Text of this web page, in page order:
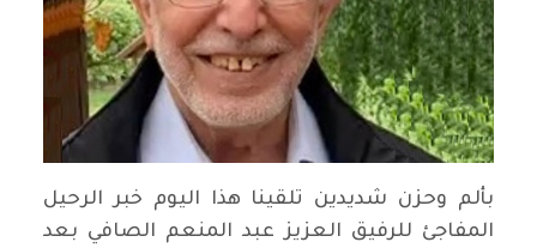
بألم وحزن شديدين تلقينا هذا اليوم خبر الرحيل
المفاجئ للرفيق العزيز عبد المنعم الصافي بعد